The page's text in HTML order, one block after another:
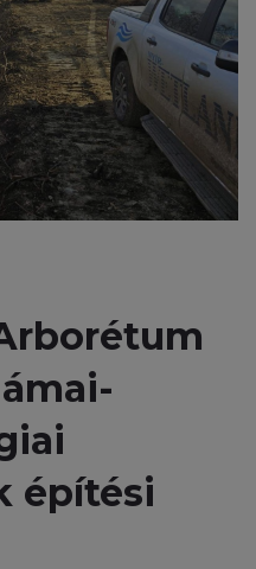
építési